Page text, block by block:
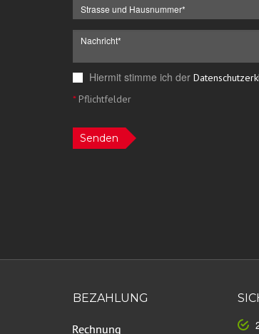
Hiermit stimme ich der
*Pflichtfelder
Senden
BEZAHLUNG